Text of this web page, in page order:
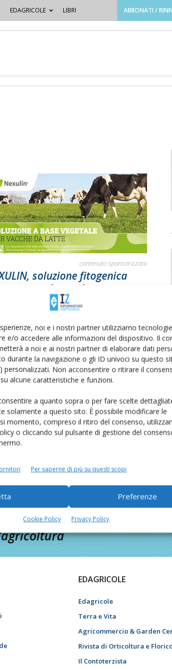
noi e i nostri partner utilizziamo
e/o accedere alle informazioni del dispositivo. Il
a noi e ai nostri partner di elaborare dati
durante la navigazione o gli ID univoci su questo
personalizzati. Non acconsentire o ritirare il
alcune caratteristiche e funzioni.
a quanto sopra o per fare scelte
solamente a questo sito. È possibile modificare le
momento, compreso il ritiro del consenso,
o cliccando sul pulsante di gestione del
Per saperne di più su questi scopi
Preferenze
Cookie Policy Privacy Policy
EDAGRICOLE LIBRI ABBONATI /
contenuto sponsorizzato
soluzione fitogenica
per la gestione
nella vacca da...
convegno latte Roma 23
2016
EDAGRICOLE
Edagricole
Terra e Vita
Agricommercio & Garden
Rivista di Orticoltura e
Il Contoterzista